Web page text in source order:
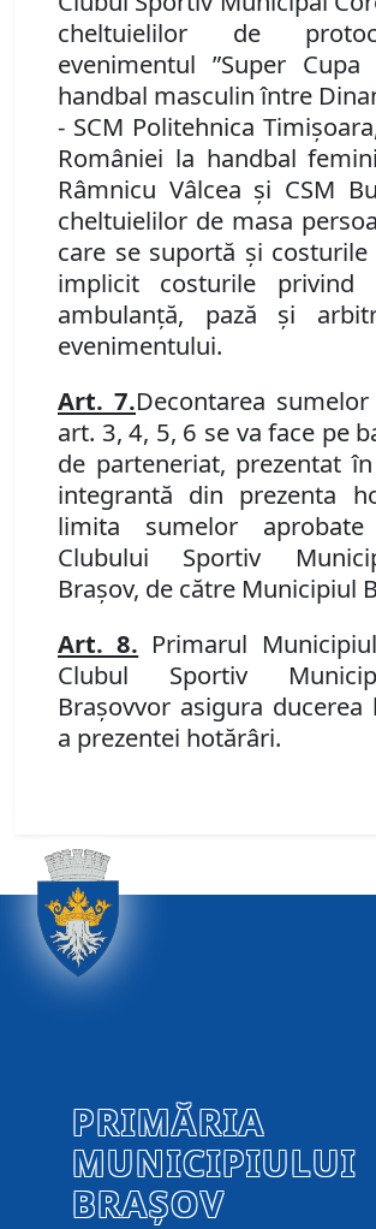
cheltuielilor de
evenimentul ”Super
handbal masculin între
- SCM Politehnica
României la handbal
Râmnicu Vâlcea și CSM
cheltuielilor de masa
care se suportă şi costurile
implicit costurile privind
ambulanță, pază și
evenimentului.
Art. 7.Decontarea
art. 3, 4, 5, 6 se va face pe
de parteneriat, prezentat
integrantă din prezenta
limita sumelor
Clubului Sportiv
Brașov, de către Municipiul
Art. 8. Primarul
Clubul Sportiv
Brașovvor asigura ducerea
a prezentei hotărâri.
PRIMĂRIA
MUNICIPIULUI
BRAȘOV